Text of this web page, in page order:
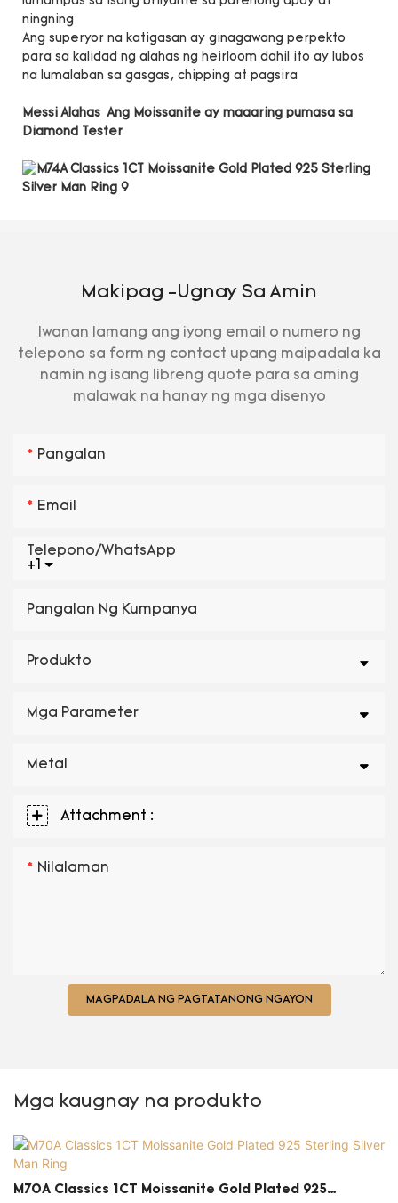
ningning
Ang superyor na katigasan ay ginagawang perpekto
para sa kalidad ng alahas ng heirloom dahil ito ay lubos
na lumalaban sa gasgas, chipping at pagsira
Messi Alahas Ang Moissanite ay maaaring pumasa sa
Diamond Tester
Makipag -ugnay Sa Amin
Iwanan lamang ang iyong email o numero ng
telepono sa form ng contact upang maipadala ka
namin ng isang libreng quote para sa aming
malawak na hanay ng mga disenyo
Pangalan
Email
+1
Telepono/WhatsApp
Pangalan Ng Kumpanya
Produkto
Mga Parameter
Metal
Attachment :
Nilalaman
MAGPADALA NG PAGTATANONG NGAYON
Mga kaugnay na produkto
M70A Classics 1CT Moissanite Gold Plated 925